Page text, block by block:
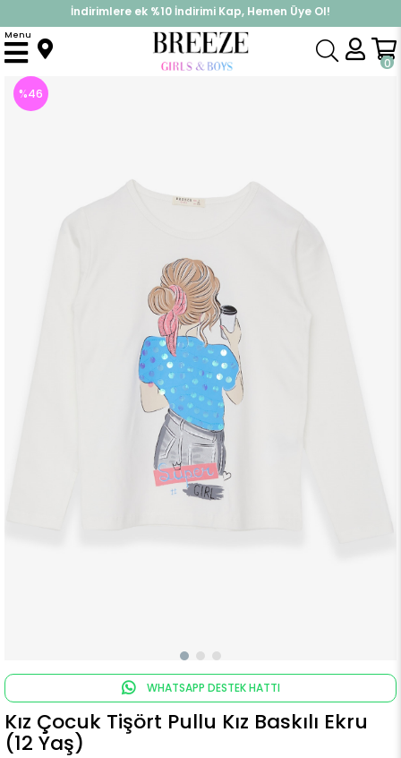
%30 Sepette Yaz İndirimi, Hemen Al!
İndirimlere ek %10 İndirimi Kap, Hemen Üye Ol!
0
Menu
Anasayfa Üst Giyim Uzun Kollu Tişört Kız Çocuk Tişört Pullu Kız Baskılı Ekru (12 Yaş)
%46
WHATSAPP DESTEK HATTI
Kız Çocuk Tişört Pullu Kız Baskılı Ekru
(12 Yaş)